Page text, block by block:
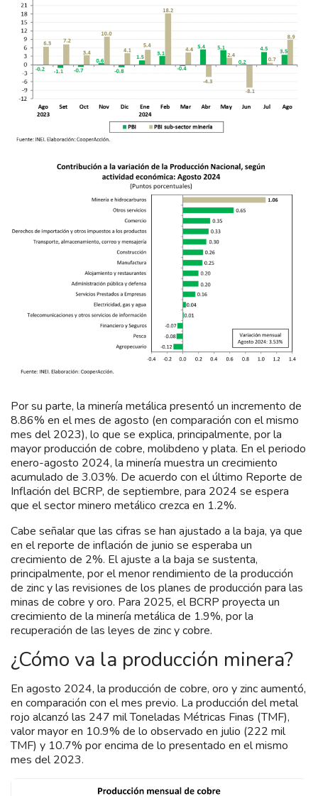
Por su parte, la minería metálica presentó un incremento de
8.86% en el mes de agosto (en comparación con el mismo
mes del 2023), lo que se explica, principalmente, por la
mayor producción de cobre, molibdeno y plata. En el periodo
enero-agosto 2024, la minería muestra un crecimiento
acumulado de 3.03%. De acuerdo con el último Reporte de
Inflación del BCRP, de septiembre, para 2024 se espera
que el sector minero metálico crezca en 1.2%.
Cabe señalar que las cifras se han ajustado a la baja, ya que
en el reporte de inflación de junio se esperaba un
crecimiento de 2%. El ajuste a la baja se sustenta,
principalmente, por el menor rendimiento de la producción
de zinc y las revisiones de los planes de producción para las
minas de cobre y oro. Para 2025, el BCRP proyecta un
crecimiento de la minería metálica de 1.9%, por la
recuperación de las leyes de zinc y cobre.
¿Cómo va la producción minera?
En agosto 2024, la producción de cobre, oro y zinc aumentó,
en comparación con el mes previo. La producción del metal
rojo alcanzó las 247 mil Toneladas Métricas Finas (TMF),
valor mayor en 10.9% de lo observado en julio (222 mil
TMF) y 10.7% por encima de lo presentado en el mismo
mes del 2023.